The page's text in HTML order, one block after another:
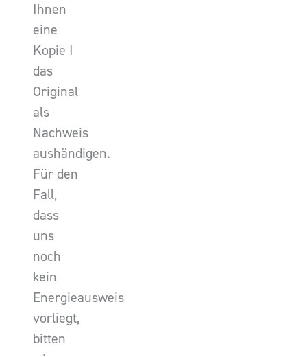
Ihnen
eine
Kopie I
das
Original
als
Nachweis
aushändigen.
Für den
Fall,
dass
uns
noch
kein
Energieausweis
vorliegt,
bitten